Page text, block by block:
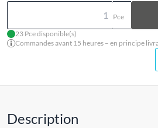
Pce
23 Pce disponible(s)
Commandes avant 15 heures – en principe
Description